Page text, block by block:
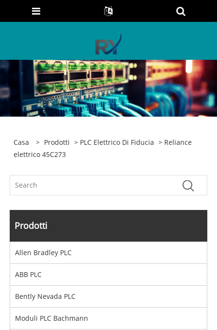
Casa > Prodotti > PLC Elettrico Di Fiducia > Reliance
elettrico 45C273
Prodotti
Allen Bradley PLC
ABB PLC
Bently Nevada PLC
Moduli PLC Bachmann